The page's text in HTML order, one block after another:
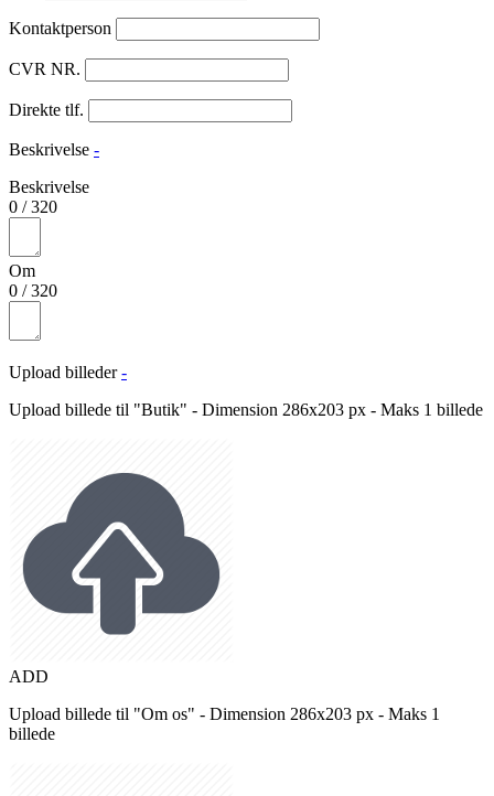
Kontaktperson
CVR NR.
Direkte tlf.
Beskrivelse -
Beskrivelse
0 /320
Om
0 /320
Upload billeder -
Upload billede til "Butik" - Dimension 286x203 px - Maks 1 billede
ADD
Upload billede til "Om os" - Dimension 286x203 px - Maks 1
billede